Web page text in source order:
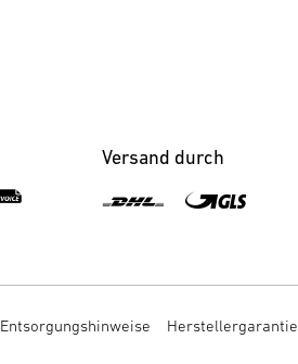
Versand durch
Entsorgungshinweise Herstellergarantie